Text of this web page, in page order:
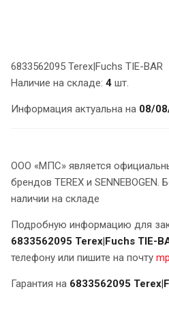
6833562095 Terex|Fuchs TIE-BAR
Наличие на складе: 4 шт.
Информация актуальна на 08/
ООО «МПС» является
брендов TEREX и SENNEBOGEN.
наличии на складе
Подробную информацию для
6833562095 Terex|Fuchs TIE-
телефону или пишите на почту
Гарантия на 6833562095